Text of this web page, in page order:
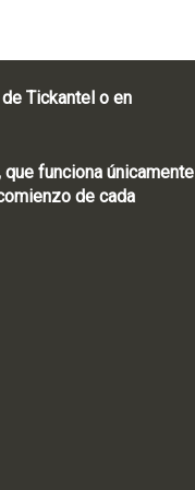
Tickantel o en
funciona únicamente
de cada
8565
11100